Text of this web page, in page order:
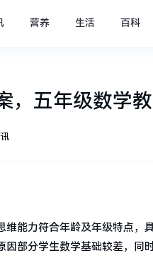
营养 生活 百科
，五年级数学
能力符合年龄及年级特点，
因部分学生数学基础较差，